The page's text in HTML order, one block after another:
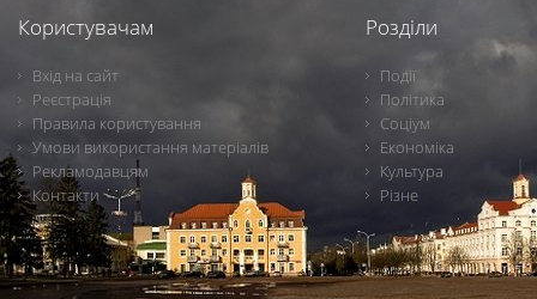
Користувачам
Вхід на сайт
Реєстрація
Правила користування
Умови використання матеріалів
Рекламодавцям
Контакти
Розділи
Події
Політика
Соціум
Економіка
Культура
Різне